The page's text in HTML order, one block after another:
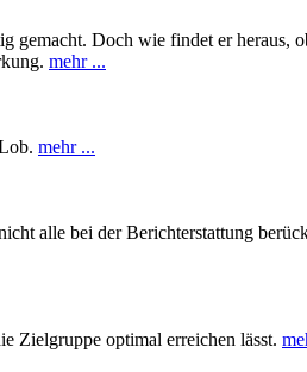
Doch wie findet er heraus,
mehr ...
mehr ...
alle bei der Berichterstattung
Zielgruppe optimal erreichen lässt.